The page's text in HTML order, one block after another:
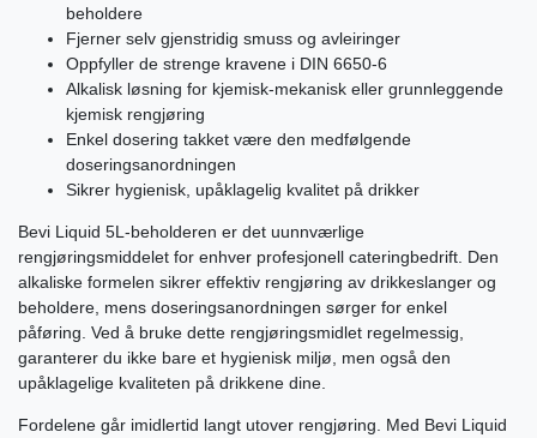
beholdere
Fjerner selv gjenstridig smuss og avleiringer
Oppfyller de strenge kravene i DIN 6650-6
Alkalisk løsning for kjemisk-mekanisk eller grunnleggende
kjemisk rengjøring
Enkel dosering takket være den medfølgende
doseringsanordningen
Sikrer hygienisk, upåklagelig kvalitet på drikker
Bevi Liquid 5L-beholderen er det uunnværlige
rengjøringsmiddelet for enhver profesjonell cateringbedrift. Den
alkaliske formelen sikrer effektiv rengjøring av drikkeslanger og
beholdere, mens doseringsanordningen sørger for enkel
påføring. Ved å bruke dette rengjøringsmidlet regelmessig,
garanterer du ikke bare et hygienisk miljø, men også den
upåklagelige kvaliteten på drikkene dine.
Fordelene går imidlertid langt utover rengjøring. Med Bevi Liquid